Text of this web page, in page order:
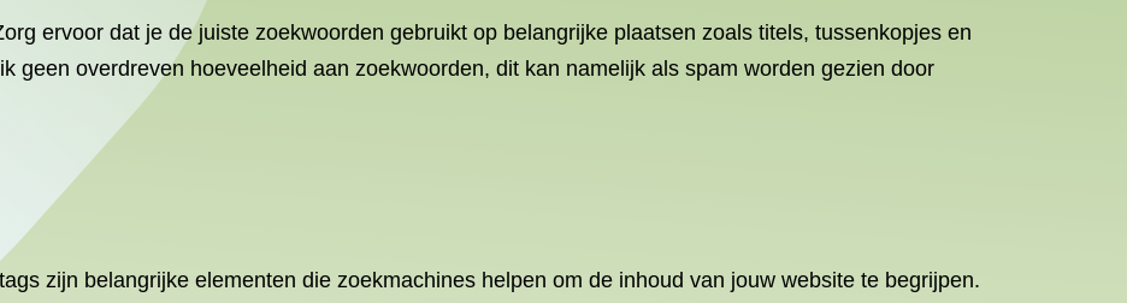
ervoor dat je de juiste zoekwoorden gebruikt op belangrijke plaatsen zoals titels, tussenkopjes en
geen overdreven hoeveelheid aan zoekwoorden, dit kan namelijk als spam worden gezien door
zijn belangrijke elementen die zoekmachines helpen om de inhoud van jouw website te begrijpen.